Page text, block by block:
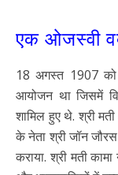
एक ओजस्वी
18 अगस्त 1907 को
आयोजन था जिसमें
शामिल हुए थे. श्री
के नेता श्री जॉन
कराया. श्री मती